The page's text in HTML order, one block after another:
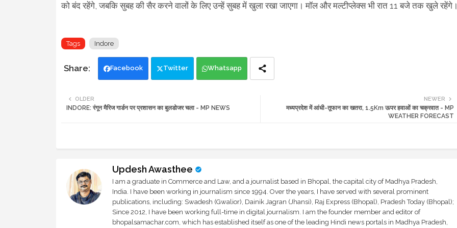
को बंद रहेंगे, जबकि सुबह की सैर करने वालों के लिए उन्हें सुबह में खुला रखा जाएगा। मॉल और मल्टीप्लेक्स भी रात 11 बजे तक खुले
Tags Indore
Facebook Twitter Whatsapp
NEWER
मध्यप्रदेश में आंधी-तूफान का खतरा, 1.5Km ऊपर हवाओं का चक्रवात - MP
WEATHER FORECAST
OLDER
INDORE: रंगून मैरिज गार्डन पर प्रशासन का बुलडोजर चला - MP NEWS
Updesh Awasthee
I am a graduate in Commerce and Law, and a journalist based in Bhopal, the capital city of Madhya Pradesh,
India. I have been working in journalism since 1994. Over the years, I have served with several prominent
publications, including: Swadesh (Gwalior), Dainik Jagran (Jhansi), Raj Express (Bhopal), Pradesh Today (Bhopal);
Since 2012, I have been working full-time in digital journalism. I am the founder member and editor of
bhopalsamachar.com, which has established itself as one of the leading Hindi news portals in Madhya Pradesh,